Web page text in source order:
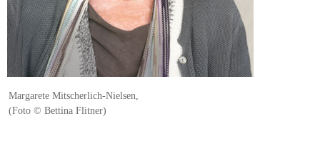
Margarete Mitscherlich-Nielsen,
(Foto © Bettina Flitner)